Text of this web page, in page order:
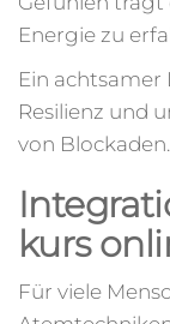
Energie zu
Ein
Resilienz und
von Blockaden.
kurs
Für viele